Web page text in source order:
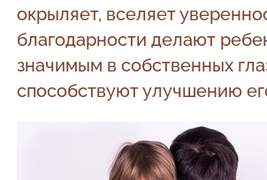
окрыляет, вселяет
благодарности делают
значимым в собственных
способствуют улучшению